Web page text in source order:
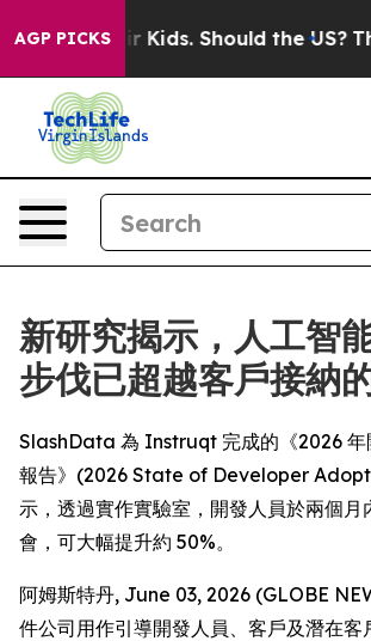
AGP PICKS
Their Kids. Should the US? The
新研究揭示，人工智
步伐已超越客戶接納
SlashData 為 Instruqt 完成的《2026 年
報告》(2026 State of Developer
示，透過實作實驗室，開發人員於兩個月
會，可大幅提升約 50%。
阿姆斯特丹, June 03, 2026 (GLOBE
件公司用作引導開發人員、客戶及潛在客